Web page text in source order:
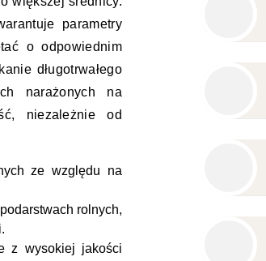
parametry
o odpowiednim
długotrwałego
narażonych na
niezależnie od
ze względu na
rolnych,
z wysokiej jakości